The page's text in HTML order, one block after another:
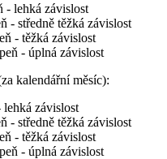
- lehká závislost
- středně těžká závislost
- těžká závislost
- úplná závislost
kalendářní měsíc):
závislost
- středně těžká závislost
- těžká závislost
- úplná závislost